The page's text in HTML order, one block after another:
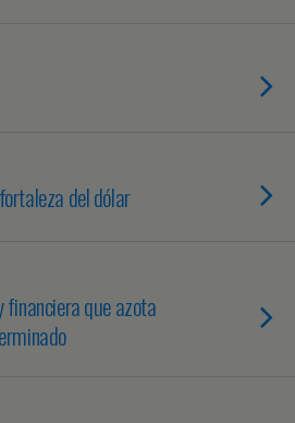
del dólar
financiera que azota